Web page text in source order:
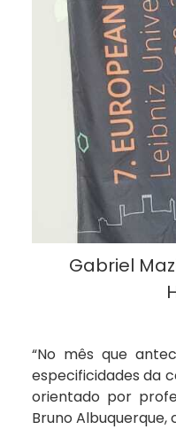
Gabriel
“No mês que
especificidades da
orientado por
Bruno